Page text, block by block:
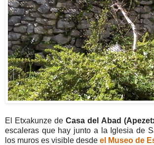
El Etxakunze deCasa del Abad
escaleras que hay junto a la Iglesia de
los muros es visible desde el Museo de